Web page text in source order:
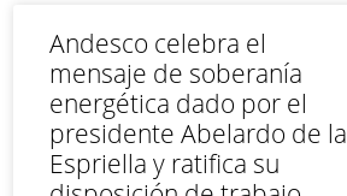
Andesco celebra el
mensaje de soberanía
energética dado por el
presidente Abelardo de la
Espriella y ratifica su